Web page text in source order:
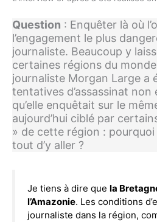
Question : Enquêter là où
l’engagement le plus
journaliste. Beaucoup y
certaines régions du
journaliste Morgan Large a
tentatives d’assassinat non
qu’elle enquêtait sur le
aujourd’hui ciblé par
» de cette région :
tout d’y aller ?
Je tiens à dire que la
l’Amazonie. Les conditions
journaliste dans la région,